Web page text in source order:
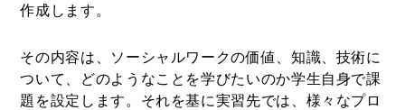
作成します。
その内容は、ソーシャルワークの価値、知識、技術に
ついて、どのようなことを学びたいのか学生自身で課
題を設定します。それを基に実習先では、様々なプロ